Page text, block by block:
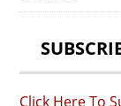
Click Here To